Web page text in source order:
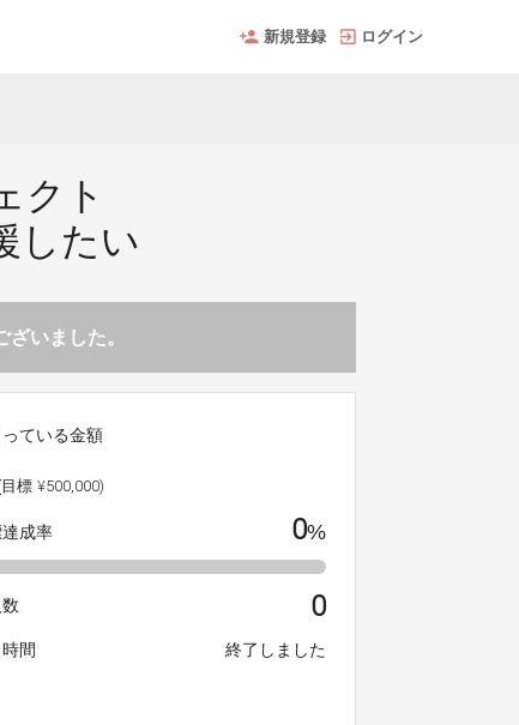
新規登録 ログイン
クト
したい
いました。
ている金額
標 ¥500,000)
達成率 0%
0
間 終了しました